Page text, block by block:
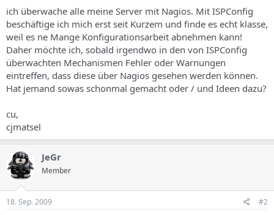
s
T
h
e
m
s
d
a
t
u
m
ich überwache alle meine Server mit Nagios. Mit ISPConfig
beschäftige ich mich erst seit Kurzem und finde es echt klasse,
weil es ne Mange Konfigurationsarbeit abnehmen kann!
Daher möchte ich, sobald irgendwo in den von ISPConfig
überwachten Mechanismen Fehler oder Warnungen
eintreffen, dass diese über Nagios gesehen werden können.
Hat jemand sowas schonmal gemacht oder / und Ideen dazu?
cu,
cjmatsel
JeGr
Member
18. Sep. 2009 #2